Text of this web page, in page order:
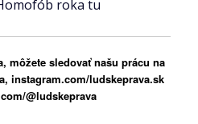
roka tu
môžete sledovať našu prácu na
, instagram.com/ludskeprava.sk
@ludskeprava